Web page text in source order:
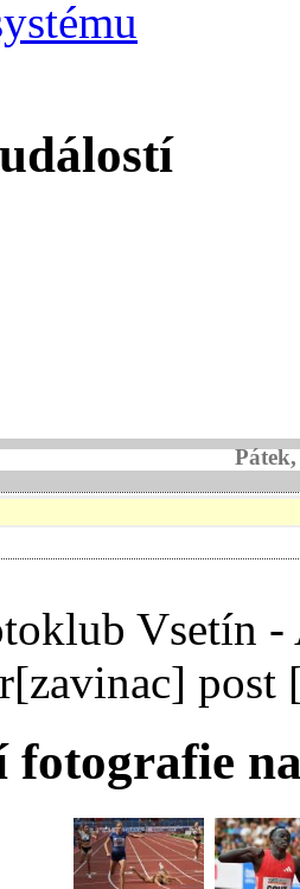
Vsetín -
[zavinac] post
fotografie